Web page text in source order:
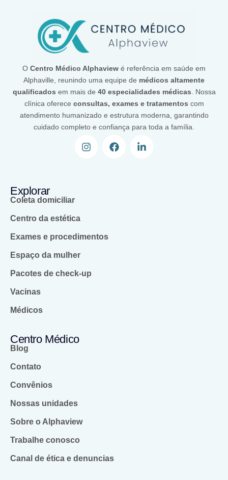
O Centro Médico Alphaview é referência em saúde em
Alphaville, reunindo uma equipe de médicos altamente
qualificados em mais de 40 especialidades médicas . Nossa
clínica oferece consultas, exames e tratamentos com
atendimento humanizado e estrutura moderna, garantindo
cuidado completo e confiança para toda a família.
Explorar
Coleta domiciliar
Centro da estética
Exames e procedimentos
Espaço da mulher
Pacotes de check-up
Vacinas
Médicos
Centro Médico
Blog
Contato
Convênios
Nossas unidades
Sobre o Alphaview
Trabalhe conosco
Canal de ética e denuncias